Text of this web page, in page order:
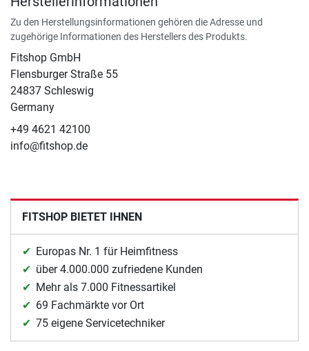
Zu den Herstellungsinformationen gehören die Adresse und
zugehörige Informationen des Herstellers des Produkts.
Fitshop GmbH
Flensburger Straße 55
24837 Schleswig
Germany
+49 4621 42100
info@fitshop.de
FITSHOP BIETET IHNEN
Europas Nr. 1 für Heimfitness
über 4.000.000 zufriedene Kunden
Mehr als 7.000 Fitnessartikel
69 Fachmärkte vor Ort
75 eigene Servicetechniker